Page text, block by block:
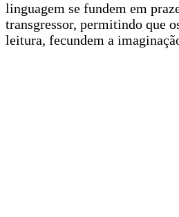
linguagem se fundem em
transgressor, permitindo que
leitura, fecundem a